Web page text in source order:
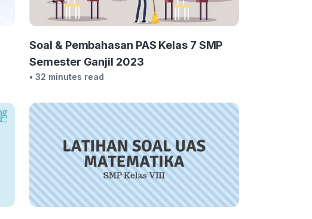
Soal & Pembahasan PAS Kelas 7 SMP
Semester Ganjil 2023
• 32 minutes read